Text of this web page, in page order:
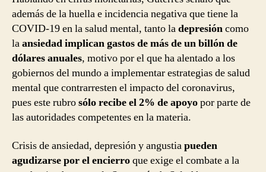
además de la huella e incidencia negativa que tiene la
COVID-19 en la salud mental, tanto ladepresióncomo
laansiedad implican gastos de más de un billón de
dólares anuales, motivo por el que ha alentado a los
gobiernos del mundo a implementar estrategias de salud
mental que contrarresten el impacto del coronavirus,
pues este rubrosólo recibe el 2% de apoyopor parte de
las autoridades competentes en la materia.
Crisis de ansiedad, depresión y angustiapueden
agudizarse por el encierroque exige el combate a la